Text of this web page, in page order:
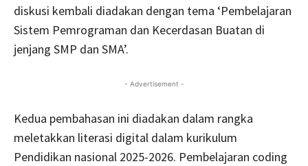
diskusi kembali diadakan dengan tema ‘Pembelajaran
Sistem Pemrograman dan Kecerdasan Buatan di
jenjang SMP dan SMA’.
- Advertisement -
Kedua pembahasan ini diadakan dalam rangka
meletakkan literasi digital dalam kurikulum
Pendidikan nasional 2025-2026. Pembelajaran coding